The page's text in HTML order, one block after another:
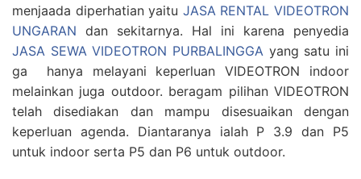
menjaada diperhatian yaitu JASA RENTAL VIDEOTRON
UNGARAN dan sekitarnya. Hal ini karena penyedia
JASA SEWA VIDEOTRON PURBALINGGA yang satu ini
ga hanya melayani keperluan VIDEOTRON indoor
melainkan juga outdoor. beragam pilihan VIDEOTRON
telah disediakan dan mampu disesuaikan dengan
keperluan agenda. Diantaranya ialah P 3.9 dan P5
untuk indoor serta P5 dan P6 untuk outdoor.